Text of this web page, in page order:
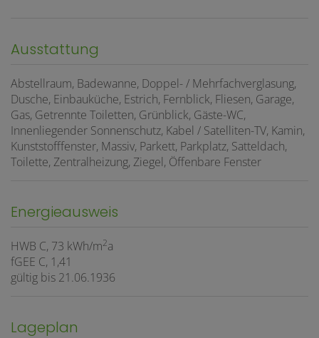
Ausstattung
Abstellraum Badewanne Doppel- / Mehrfachverglasung
Dusche Einbauküche Estrich Fernblick Fliesen Garage
Gas Getrennte Toiletten Grünblick Gäste-WC
Innenliegender Sonnenschutz Kabel / Satelliten-TV Kamin
Kunststofffenster Massiv Parkett Parkplatz Satteldach
Toilette Zentralheizung Ziegel Öffenbare Fenster
Energieausweis
HWB C, 73 kWh/m2a
fGEE C, 1,41
gültig bis 21.06.1936
Lageplan